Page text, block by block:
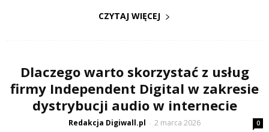
CZYTAJ WIĘCEJ
Dlaczego warto skorzystać z usług
firmy Independent Digital w zakresie
dystrybucji audio w internecie
Redakcja Digiwall.pl - 2 marca 2026 0